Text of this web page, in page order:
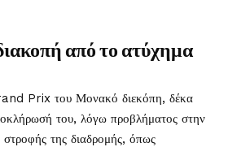
από το ατύχημα
Prix του Μονακό διεκόπη, δέκα
του, λόγω προβλήματος στην
στροφής της διαδρομής, όπως